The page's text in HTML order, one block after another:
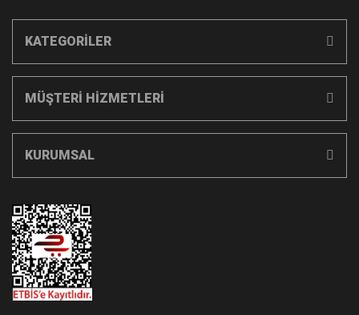
KATEGORİLER
MÜŞTERİ HİZMETLERİ
KURUMSAL